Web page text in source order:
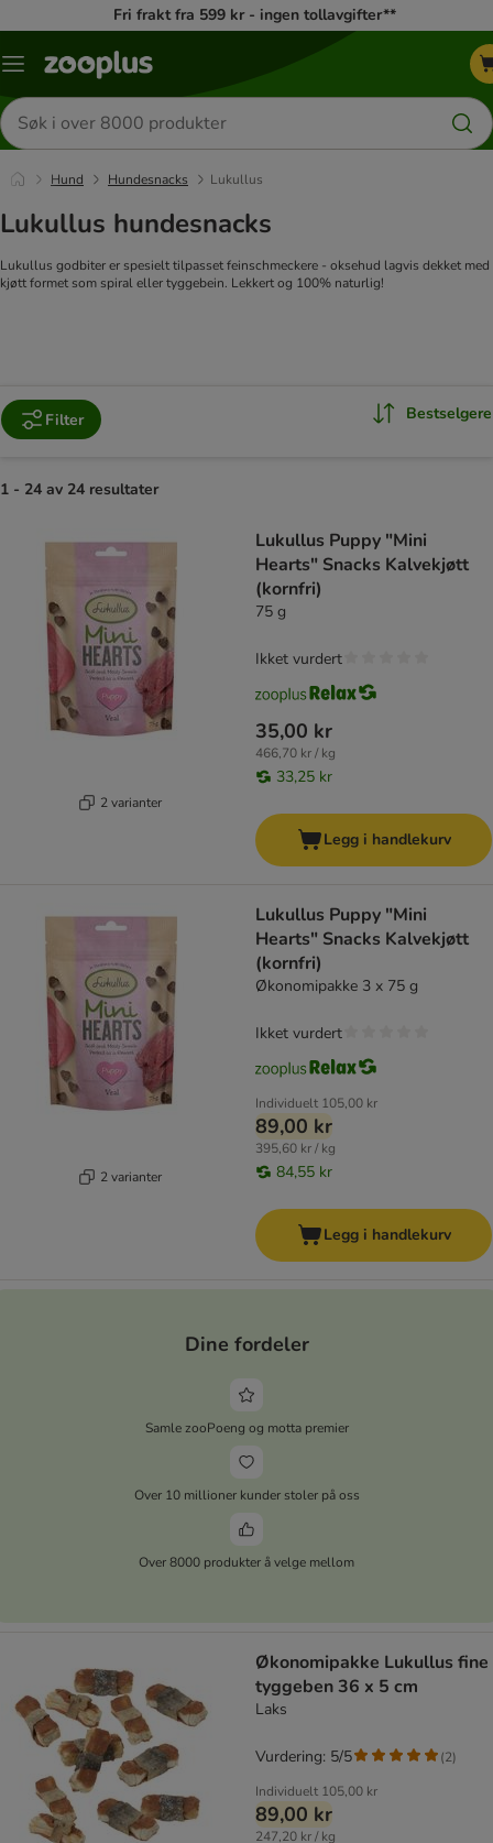
Fri frakt fra 599 kr - ingen tollavgifter**
Katalogmeny
Søk
etter
produkter
Hund Hundesnacks Lukullus
Lukullus hundesnacks
Lukullus godbiter er spesielt tilpasset feinschmeckere - oksehud lagvis dekket med
kjøtt formet som spiral eller tyggebein. Lekkert og 100% naturlig!
Filter Bestselgere
1 - 24 av 24 resultater
2 varianter
Lukullus Puppy "Mini
Hearts" Snacks Kalvekjøtt
(kornfri)
75 g
35,00 kr
466,70 kr / kg
33,25 kr
Ikket vurdert
Legg i handlekurv
2 varianter
Lukullus Puppy "Mini
Hearts" Snacks Kalvekjøtt
(kornfri)
Økonomipakke 3 x 75 g
Individuelt 105,00 kr
89,00 kr
395,60 kr / kg
84,55 kr
Ikket vurdert
Legg i handlekurv
Dine fordeler
Samle zooPoeng og motta premier
Over 10 millioner kunder stoler på oss
Over 8000 produkter å velge mellom
Økonomipakke Lukullus fine
tyggeben 36 x 5 cm
Laks
Individuelt 105,00 kr
89,00 kr
247,20 kr / kg
Vurdering: 5/5 (2)